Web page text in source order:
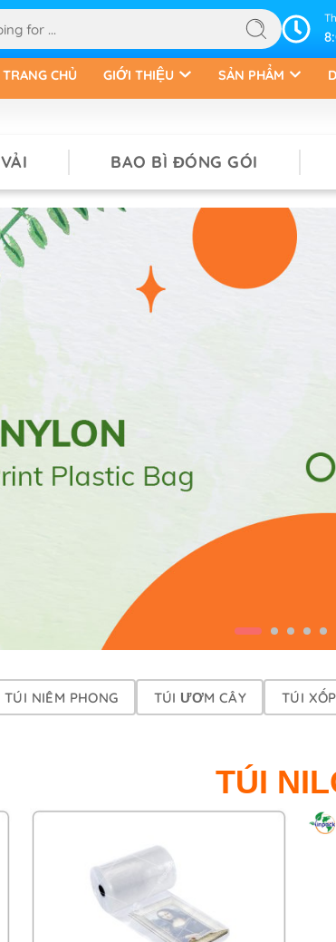
TRANG CHỦ GIỚI THIỆU SẢN PHẨM
BAO BÌ ĐÓNG GÓI
TÚI NIÊM PHONG TÚI ƯƠM CÂY TÚI XỐP
TÚI